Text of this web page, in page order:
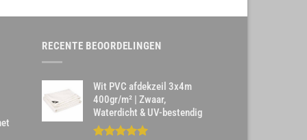
RECENTE BEOORDELINGEN
Wit PVC afdekzeil 3x4m
400gr/m² | Zwaar,
Waterdicht & UV-bestendig